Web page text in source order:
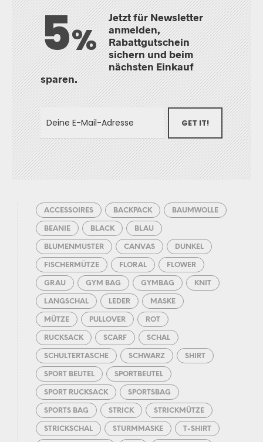
5%
Jetzt für Newsletter
anmelden,
Rabattgutschein
sichern und beim
nächsten Einkauf
sparen.
GET IT!
ACCESSOIRES BACKPACK BAUMWOLLE
BEANIE BLACK BLAU
BLUMENMUSTER CANVAS DUNKEL
FISCHERMÜTZE FLORAL FLOWER
GRAU GYM BAG GYMBAG KNIT
LANGSCHAL LEDER MASKE
MÜTZE PULLOVER ROT
RUCKSACK SCARF SCHAL
SCHULTERTASCHE SCHWARZ SHIRT
SPORT BEUTEL SPORTBEUTEL
SPORT RUCKSACK SPORTSBAG
SPORTS BAG STRICK STRICKMÜTZE
STRICKSCHAL STURMMASKE T-SHIRT